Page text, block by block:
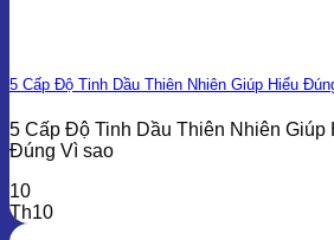
5 Cấp Độ Tinh Dầu Thiên Nhiên Giúp Hiểu
5 Cấp Độ Tinh Dầu Thiên Nhiên
Đúng Vì sao
10
Th10